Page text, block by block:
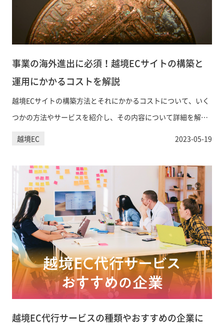
事業の海外進出に必須！越境ECサイトの構築と
運用にかかるコストを解説
越境ECサイトの構築方法とそれにかかるコストについて、いく
つかの方法やサービスを紹介し、その内容について詳細を解説
しています。
越境EC 2023-05-19
越境EC代行サービスの種類やおすすめの企業に